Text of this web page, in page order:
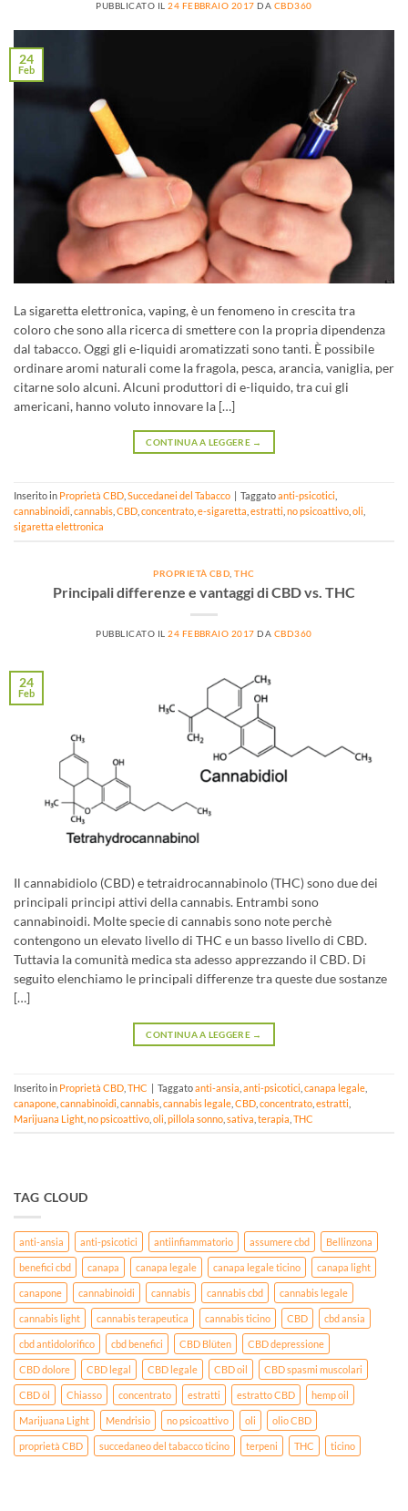
PUBBLICATO IL24 FEBBRAIO 2017 DA CBD360
24
Feb
La sigaretta elettronica, vaping, è un fenomeno in crescita tra
coloro che sono alla ricerca di smettere con la propria dipendenza
dal tabacco. Oggi gli e-liquidi aromatizzati sono tanti. È possibile
ordinare aromi naturali come la fragola, pesca, arancia, vaniglia, per
citarne solo alcuni. Alcuni produttori di e-liquido, tra cui gli
americani, hanno voluto innovare la […]
CONTINUA A LEGGERE →
Inserito in Proprietà CBD Succedanei del Tabacco Taggatoanti-psicotici
cannabinoidi cannabis CBD concentrato e-sigaretta estratti no psicoattivo oli
sigaretta elettronica
PROPRIETÀ CBD,THC
Principali differenze e vantaggi di CBD vs. THC
PUBBLICATO IL24 FEBBRAIO 2017 DA CBD360
24
Feb
Il cannabidiolo (CBD) e tetraidrocannabinolo (THC) sono due dei
principali principi attivi della cannabis. Entrambi sono
cannabinoidi. Molte specie di cannabis sono note perchè
contengono un elevato livello di THC e un basso livello di CBD.
Tuttavia la comunità medica sta adesso apprezzando il CBD. Di
seguito elenchiamo le principali differenze tra queste due sostanze
[…]
CONTINUA A LEGGERE →
Inserito in Proprietà CBD THC | Taggatoanti-ansia anti-psicotici canapa legale
canapone cannabinoidi cannabis cannabis legale CBD concentrato estratti
Marijuana Light no psicoattivo oli pillola sonno sativa terapia THC
TAG CLOUD
anti-ansia anti-psicotici antiinfiammatorio assumere cbd Bellinzona
benefici cbd canapa canapa legale canapa legale ticino canapa light
canapone cannabinoidi cannabis cannabis cbd cannabis legale
cannabis light cannabis terapeutica cannabis ticino CBD cbd ansia
cbd antidolorifico cbd benefici CBD Blüten CBD depressione
CBD dolore CBD legal CBD legale CBD oil CBD spasmi muscolari
CBD öl Chiasso concentrato estratti estratto CBD hemp oil
Marijuana Light Mendrisio no psicoattivo oli olio CBD
proprietà CBD succedaneo del tabacco ticino terpeni THC ticino